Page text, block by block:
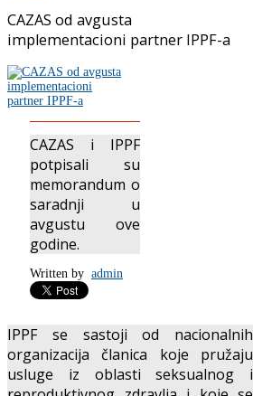
CAZAS od avgusta
implementacioni partner IPPF-a
CAZAS i IPPF
potpisali su
memorandum o
saradnji u
avgustu ove
godine.
Written by admin
IPPF se sastoji od nacionalnih
organizacija članica koje pružaju
usluge iz oblasti seksualnog i